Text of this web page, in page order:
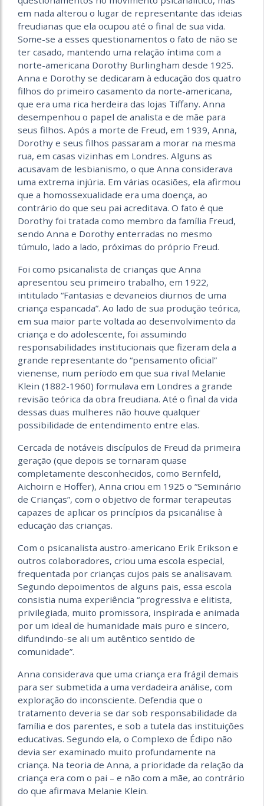
em nada alterou o lugar de representante das ideias
freudianas que ela ocupou até o final de sua vida.
Some-se a esses questionamentos o fato de não se
ter casado, mantendo uma relação íntima com a
norte-americana Dorothy Burlingham desde 1925.
Anna e Dorothy se dedicaram à educação dos quatro
filhos do primeiro casamento da norte-americana,
que era uma rica herdeira das lojas Tiffany. Anna
desempenhou o papel de analista e de mãe para
seus filhos. Após a morte de Freud, em 1939, Anna,
Dorothy e seus filhos passaram a morar na mesma
rua, em casas vizinhas em Londres. Alguns as
acusavam de lesbianismo, o que Anna considerava
uma extrema injúria. Em várias ocasiões, ela afirmou
que a homossexualidade era uma doença, ao
contrário do que seu pai acreditava. O fato é que
Dorothy foi tratada como membro da família Freud,
sendo Anna e Dorothy enterradas no mesmo
túmulo, lado a lado, próximas do próprio Freud.
Foi como psicanalista de crianças que Anna
apresentou seu primeiro trabalho, em 1922,
intitulado “Fantasias e devaneios diurnos de uma
criança espancada”. Ao lado de sua produção teórica,
em sua maior parte voltada ao desenvolvimento da
criança e do adolescente, foi assumindo
responsabilidades institucionais que fizeram dela a
grande representante do “pensamento oficial”
vienense, num período em que sua rival Melanie
Klein (1882-1960) formulava em Londres a grande
revisão teórica da obra freudiana. Até o final da vida
dessas duas mulheres não houve qualquer
possibilidade de entendimento entre elas.
Cercada de notáveis discípulos de Freud da primeira
geração (que depois se tornaram quase
completamente desconhecidos, como Bernfeld,
Aichoirn e Hoffer), Anna criou em 1925 o “Seminário
de Crianças”, com o objetivo de formar terapeutas
capazes de aplicar os princípios da psicanálise à
educação das crianças.
Com o psicanalista austro-americano Erik Erikson e
outros colaboradores, criou uma escola especial,
frequentada por crianças cujos pais se analisavam.
Segundo depoimentos de alguns pais, essa escola
consistia numa experiência “progressiva e elitista,
privilegiada, muito promissora, inspirada e animada
por um ideal de humanidade mais puro e sincero,
difundindo-se ali um autêntico sentido de
comunidade”.
Anna considerava que uma criança era frágil demais
para ser submetida a uma verdadeira análise, com
exploração do inconsciente. Defendia que o
tratamento deveria se dar sob responsabilidade da
família e dos parentes, e sob a tutela das instituições
educativas. Segundo ela, o Complexo de Édipo não
devia ser examinado muito profundamente na
criança. Na teoria de Anna, a prioridade da relação da
criança era com o pai – e não com a mãe, ao contrário
do que afirmava Melanie Klein.